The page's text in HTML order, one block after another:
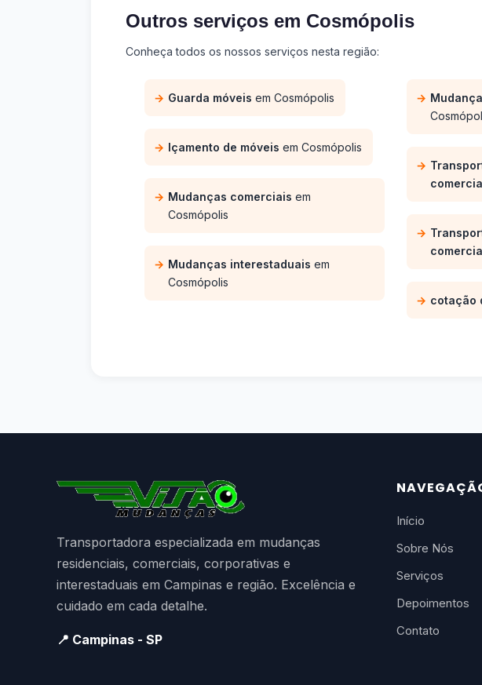
Outros serviços em Cosmópolis
Conheça todos os nossos serviços nesta região:
Guarda móveis em Cosmópolis
Içamento de móveis em Cosmópolis
Mudanças comerciais em
Cosmópolis
Mudanças interestaduais em
Cosmópolis
cotação
Transportadora especializada em mudanças
residenciais, comerciais, corporativas e
interestaduais em Campinas e região. Excelência e
cuidado em cada detalhe.
📍 Campinas - SP
Início
Sobre Nós
Serviços
Depoimentos
Contato